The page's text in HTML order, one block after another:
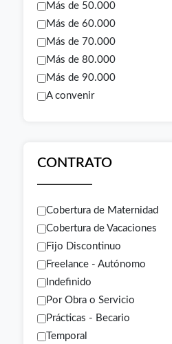
Más de 50.000
Más de 60.000
Más de 70.000
Más de 80.000
Más de 90.000
A convenir
CONTRATO
Cobertura de Maternidad
Cobertura de Vacaciones
Fijo Discontinuo
Freelance - Autónomo
Indefinido
Por Obra o Servicio
Prácticas - Becario
Temporal